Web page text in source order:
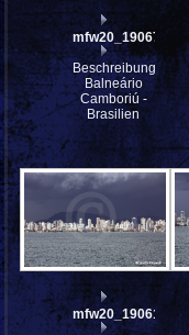
mfw20_190674
Beschreibung:
Balneário
Camboriú -
Brasilien
mfw20_190617